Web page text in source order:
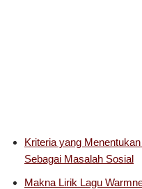
Kriteria yang
Sebagai Masalah Sosial
Makna Lirik Lagu